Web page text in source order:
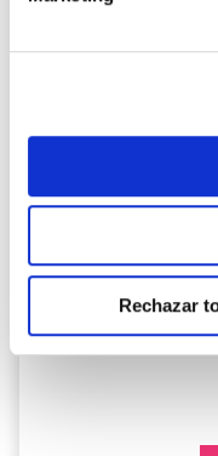
Rechazar